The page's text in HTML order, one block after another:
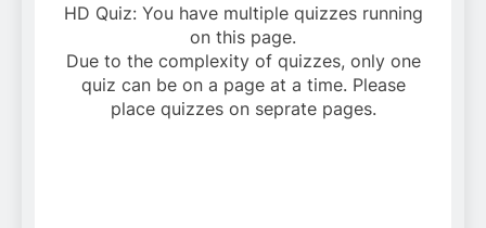
HD Quiz: You have multiple quizzes running
on this page.
Due to the complexity of quizzes, only one
quiz can be on a page at a time. Please
place quizzes on seprate pages.